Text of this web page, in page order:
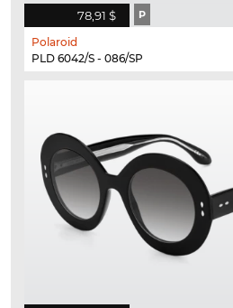
78,91 $ P
Polaroid
PLD 6042/S - 086/SP